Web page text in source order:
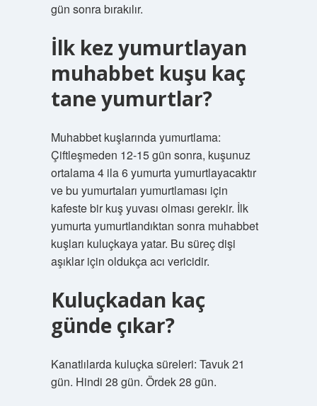
gün sonra bırakılır.
İlk kez yumurtlayan
muhabbet kuşu kaç
tane yumurtlar?
Muhabbet kuşlarında yumurtlama:
Çiftleşmeden 12-15 gün sonra, kuşunuz
ortalama 4 ila 6 yumurta yumurtlayacaktır
ve bu yumurtaları yumurtlaması için
kafeste bir kuş yuvası olması gerekir. İlk
yumurta yumurtlandıktan sonra muhabbet
kuşları kuluçkaya yatar. Bu süreç dişi
aşıklar için oldukça acı vericidir.
Kuluçkadan kaç
günde çıkar?
Kanatlılarda kuluçka süreleri: Tavuk 21
gün. Hindi 28 gün. Ördek 28 gün.